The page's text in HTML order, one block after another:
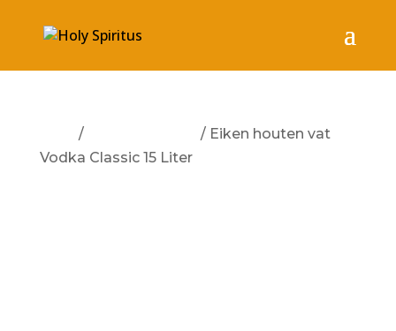
/
/ Eiken houten vat
Vodka Classic 15 Liter